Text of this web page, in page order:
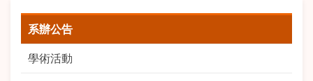
系辦公告
學術活動